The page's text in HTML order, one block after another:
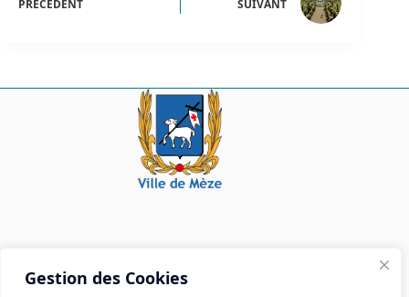
Gestion des Cookies
PRÉCÉDENT SUIVANT
Mairie de Mèze